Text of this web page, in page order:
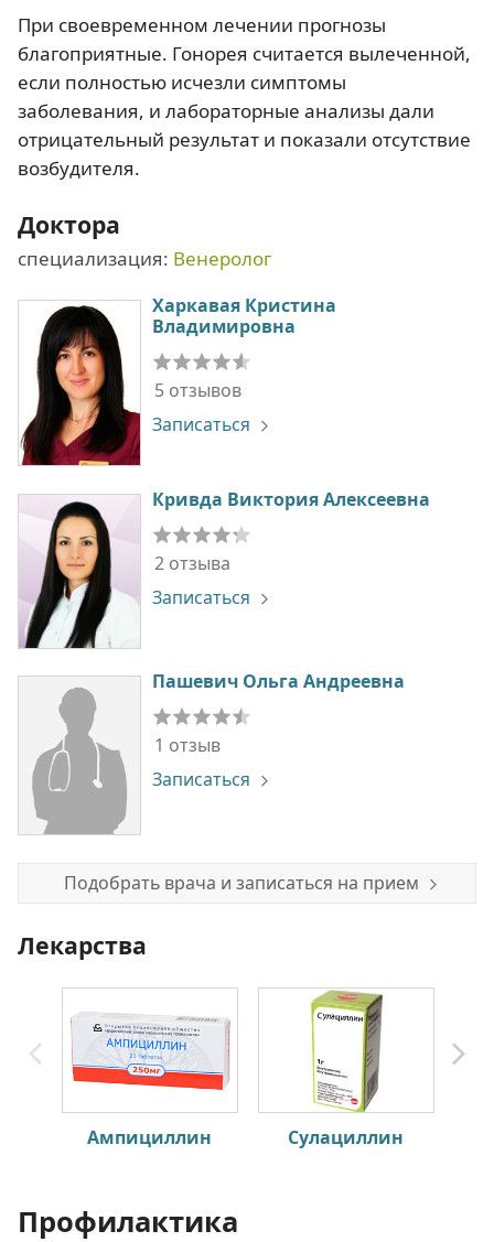
При своевременном лечении прогнозы
благоприятные. Гонорея считается вылеченной,
если полностью исчезли симптомы
заболевания, и лабораторные анализы дали
отрицательный результат и показали отсутствие
возбудителя.
Доктора
специализация: Венеролог
Харкавая Кристина
Владимировна
5 отзывов
Записаться
Кривда Виктория Алексеевна
2 отзыва
Записаться
Пашевич Ольга Андреевна
1 отзыв
Записаться
Подобрать врача и записаться на прием
Лекарства
Ампициллин Сулациллин
Профилактика